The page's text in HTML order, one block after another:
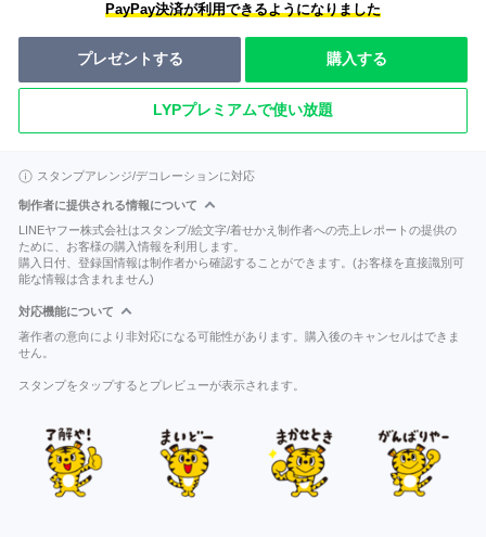
PayPay決済が利用できるようになりました
プレゼントする 購入する
LYPプレミアムで使い放題
スタンプアレンジ/デコレーションに対応
制作者に提供される情報について
LINEヤフー株式会社はスタンプ/絵文字/着せかえ制作者への売上レポートの提供の
ために、お客様の購入情報を利用します。
購入日付、登録国情報は制作者から確認することができます。(お客様を直接識別可
能な情報は含まれません)
対応機能について
著作者の意向により非対応になる可能性があります。購入後のキャンセルはできま
せん。
スタンプをタップするとプレビューが表示されます。